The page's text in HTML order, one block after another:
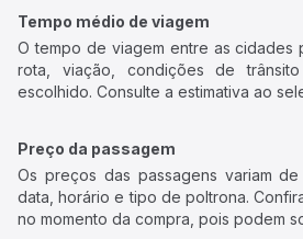
Tempo médio de viagem
O tempo de viagem entre as cidades
rota, viação, condições de
escolhido. Consulte a estimativa ao
Preço da passagem
Os preços das passagens variam
data, horário e tipo de poltrona.
no momento da compra, pois podem